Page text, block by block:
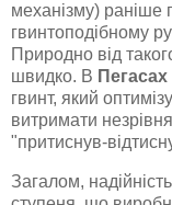
механізму) раніше
гвинтоподібному
Природно від
швидко. В
гвинт, який
витримати
"притиснув-
Загалом,